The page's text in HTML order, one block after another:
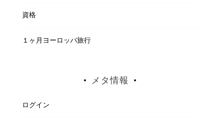
資格
１ヶ月ヨーロッパ旅行
メタ情報
ログイン